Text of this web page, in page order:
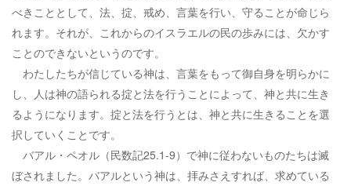
べきこととして、法、掟、戒め、言葉を行い、守ることが命じら
れます。それが、これからのイスラエルの民の歩みには、欠かす
ことのできないというのです。
わたしたちが信じている神は、言葉をもって御自身を明らかに
し、人は神の語られる掟と法を行うことによって、神と共に生き
るようになります。掟と法を行うとは、神と共に生きることを選
択していくことです。
バアル・ペオル（民数記25.1-9）で神に従わないものたちは滅
ぼされました。バアルという神は、拝みさえすれば、求めている